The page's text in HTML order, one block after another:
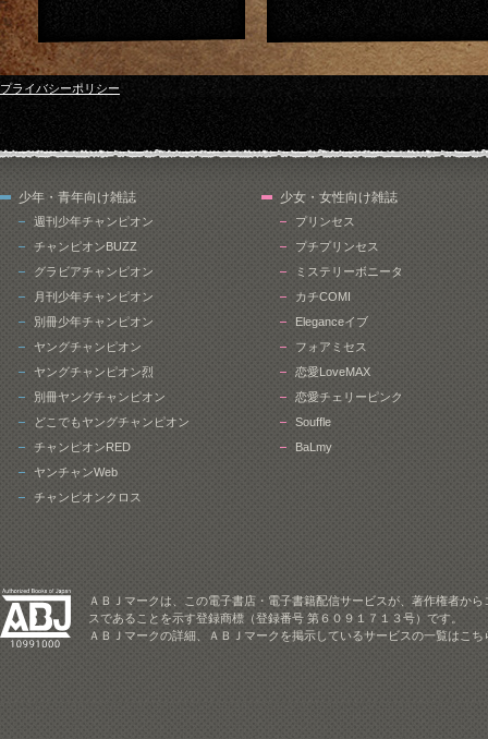
プライバシーポリシー
少年・青年向け雑誌
週刊少年チャンピオン
チャンピオンBUZZ
グラビアチャンピオン
月刊少年チャンピオン
別冊少年チャンピオン
ヤングチャンピオン
ヤングチャンピオン烈
別冊ヤングチャンピオン
どこでもヤングチャンピオン
チャンピオンRED
ヤンチャンWeb
チャンピオンクロス
少女・女性向け雑誌
プリンセス
プチプリンセス
ミステリーボニータ
カチCOMI
Eleganceイブ
フォアミセス
恋愛LoveMAX
恋愛チェリーピンク
Souffle
BaLmy
ＡＢＪマークは、この電子書店・電子書籍配信サービスが、著作権者か
スであることを示す登録商標（登録番号 第６０９１７１３号）です。
ＡＢＪマークの詳細、ＡＢＪマークを掲示しているサービスの一覧はこ